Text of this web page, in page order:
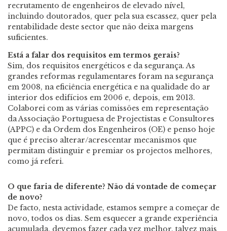
recrutamento de engenheiros de elevado nível,
incluindo doutorados, quer pela sua escassez, quer pela
rentabilidade deste sector que não deixa margens
suficientes.
Está a falar dos requisitos em termos gerais?
Sim, dos requisitos energéticos e da segurança. As
grandes reformas regulamentares foram na segurança
em 2008, na eficiência energética e na qualidade do ar
interior dos edifícios em 2006 e, depois, em 2013.
Colaborei com as várias comissões em representação
da Associação Portuguesa de Projectistas e Consultores
(APPC) e da Ordem dos Engenheiros (OE) e penso hoje
que é preciso alterar/acrescentar mecanismos que
permitam distinguir e premiar os projectos melhores,
como já referi.
O que faria de diferente? Não dá vontade de começar
de novo?
De facto, nesta actividade, estamos sempre a começar de
novo, todos os dias. Sem esquecer a grande experiência
acumulada, devemos fazer cada vez melhor, talvez mais